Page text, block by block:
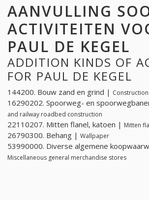
AANVULLING
ACTIVITEITEN
PAUL DE KEGEL
ADDITION KINDS OF
FOR PAUL DE KEGEL
144200. Bouw zand en grind |
16290202. Spoorweg- en
and railway roadbed construction
22110207. Mitten flanel, katoen | Mitten
26790300. Behang | Wallpaper
53990000. Diverse algemene
Miscellaneous general merchandise stores